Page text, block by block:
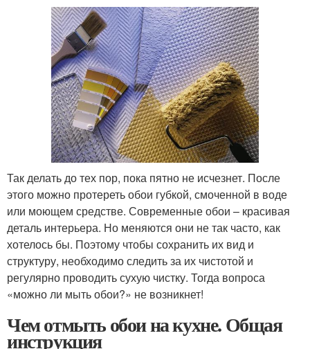
Так делать до тех пор, пока пятно не исчезнет. После
этого можно протереть обои губкой, смоченной в воде
или моющем средстве. Современные обои – красивая
деталь интерьера. Но меняются они не так часто, как
хотелось бы. Поэтому чтобы сохранить их вид и
структуру, необходимо следить за их чистотой и
регулярно проводить сухую чистку. Тогда вопроса
«можно ли мыть обои?» не возникнет!
Чем отмыть обои на кухне. Общая
инструкция